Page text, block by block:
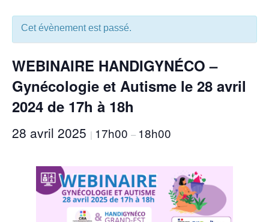
Cet évènement est passé.
WEBINAIRE HANDIGYNÉCO –
Gynécologie et Autisme le 28 avril
2024 de 17h à 18h
28 avril 2025 | 17h00 – 18h00